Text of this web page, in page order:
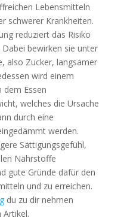
Lebensmitteln
schwerer Krankheiten.
reduziert das Risiko
bewirken sie unter
also Zucker, langsamer
wird einem
dem Essen
welches die Ursache
durch eine
werden.
Sättigungsgefühl,
Nährstoffe
gute Gründe dafür den
und zu erreichen.
du zu dir nehmen